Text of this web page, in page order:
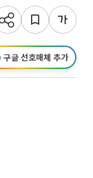
구글 선호매체 추가